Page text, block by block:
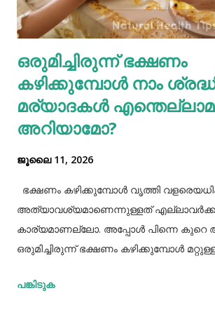
ഫുഡ് ഭക്ഷണങ്ങൾ, സ്നാക്സുകൾ
ശരീരത്തിന് വലിയ ബുദ്ധിമുട്ടുകളാണ്
പുകവലിയും മദ്യപാനവും ശരീരത്തിന്
ഒരുമിച്ചിരുന്ന് ഭക്ഷണം
കഴിക്കുമ്പോൾ നാം
മര്യാദകൾ
അറിയാമോ?
ജൂലൈ 11, 2026
ഭക്ഷണം കഴിക്കുമ്പോൾ വൃത്തി
അത്യാവശ്യമാണെന്നുള്ളത്
കാര്യമാണല്ലോ. അപ്പോൾ പിന്നെ
ഒരുമിച്ചിരുന്ന് ഭക്ഷണം കഴിക്കുമ്പോൾ
ശ്രദ്ധിക്കേണ്ട ചില കാര്യങ്ങളുണ്ട്.
പങ്കിടുക